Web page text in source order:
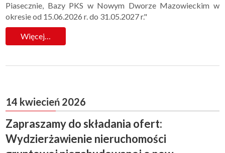
Piasecznie, Bazy PKS w Nowym Dworze Mazowieckim w
okresie od 15.06.2026 r. do 31.05.2027 r."
Więcej…
14 kwiecień 2026
Zapraszamy do składania ofert:
Wydzierżawienie nieruchomości